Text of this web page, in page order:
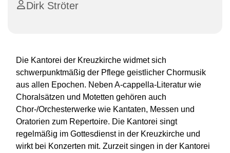
Dirk Ströter
Die Kantorei der Kreuzkirche widmet sich
schwerpunktmäßig der Pflege geistlicher Chormusik
aus allen Epochen. Neben A-cappella-Literatur wie
Choralsätzen und Motetten gehören auch
Chor-/Orchesterwerke wie Kantaten, Messen und
Oratorien zum Repertoire. Die Kantorei singt
regelmäßig im Gottesdienst in der Kreuzkirche und
wirkt bei Konzerten mit. Zurzeit singen in der Kantorei